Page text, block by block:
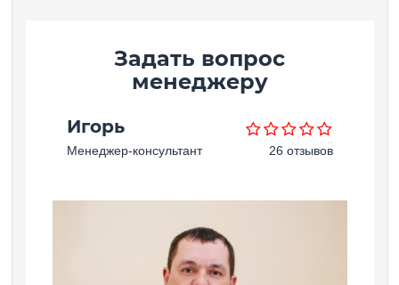
Задать вопрос
менеджеру
Игорь
Менеджер-консультант 26 отзывов